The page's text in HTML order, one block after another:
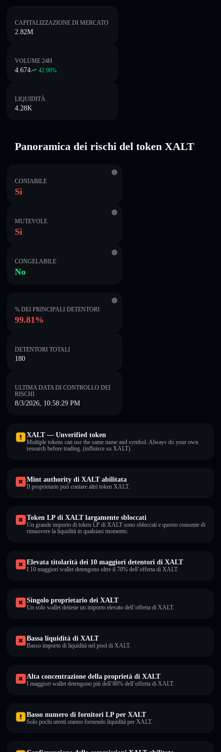
CAPITALIZZAZIONE DI MERCATO
2.82M
VOLUME 24H
4.674 42.90%
LIQUIDITÀ
4.28K
Panoramica dei rischi del token XALT
CONIABILE
Sì
MUTEVOLE
Sì
CONGELABILE
No
% DEI PRINCIPALI DETENTORI
99.81%
DETENTORI TOTALI
180
ULTIMA DATA DI CONTROLLO DEI
RISCHI
8/3/2026, 10:58:29 PM
XALT — Unverified token
Multiple tokens can use the same name and symbol. Always do your own
research before trading. (influisce su XALT).
Mint authority di XALT abilitata
Il proprietario può coniare altri token XALT.
Token LP di XALT largamente sbloccati
Un grande importo di token LP di XALT sono sbloccati e questo consente di
rimuovere la liquidità in qualsiasi momento.
Elevata titolarità dei 10 maggiori detentori di XALT
I 10 maggiori wallet detengono oltre il 70% dell’offerta di XALT.
Singolo proprietario dei XALT
Un solo wallet detiene un importo elevato dell’offerta di XALT.
Bassa liquidità di XALT
Basso importo di liquidità nel pool di XALT.
Alta concentrazione della proprietà di XALT
I maggiori wallet detengono più dell’80% dell’offerta di XALT.
Basso numero di fornitori LP per XALT
Solo pochi utenti stanno fornendo liquidità per XALT.